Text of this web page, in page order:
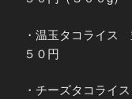
・温玉タコライ
５０円
・チーズタコラ